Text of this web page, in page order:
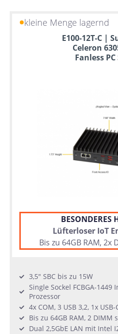
kleine Menge lagernd
E100-12T-C |
Celeron
Fanless
BESONDERES
Lüfterloser IoT
Bis zu 64GB RAM, 2x
3,5" SBC bis zu 15W
Single Sockel FCBGA-1449
Prozessor
4x COM, 3 USB 3,2, 1x
Bis zu 64GB RAM, 2 DIMM
Dual 2,5GbE LAN mit Intel